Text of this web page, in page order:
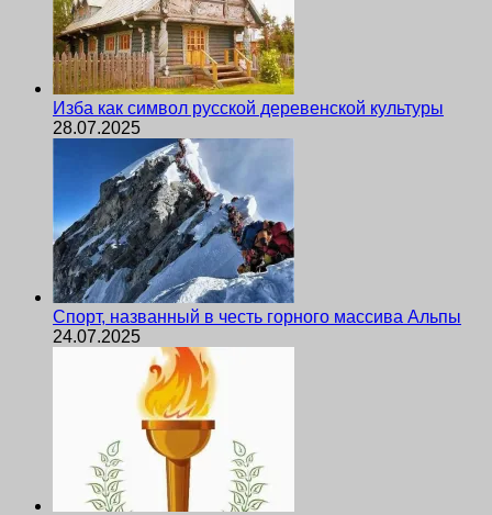
Изба как символ русской деревенской культуры
28.07.2025
Спорт, названный в честь горного массива Альпы
24.07.2025